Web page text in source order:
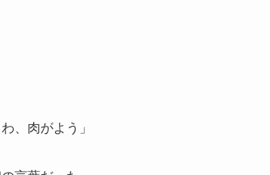
、肉がよう」